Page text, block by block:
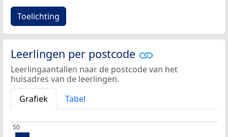
Toelichting
Leerlingen per postcode
Leerlingaantallen naar de postcode van het
huisadres van de leerlingen.
Grafiek
Tabel
50
50